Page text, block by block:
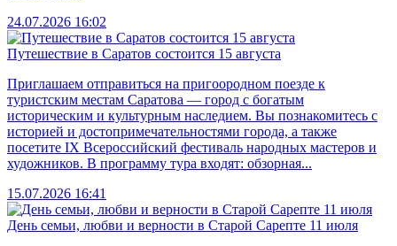
24.07.2026 16:02
Путешествие в Саратов состоится 15 августа
Приглашаем отправиться на пригоородном поезде к
туристским местам Саратова — город с богатым
историческим и культурным наследием. Вы познакомитесь с
историей и достопримечательностями города, а также
посетите IX Всероссийский фестиваль народных мастеров и
художников. В программу тура входят: обзорная...
15.07.2026 16:41
День семьи, любви и верности в Старой Сарепте 11 июля